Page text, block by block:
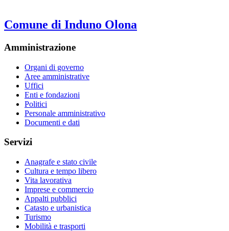
Comune di Induno Olona
Amministrazione
Organi di governo
Aree amministrative
Uffici
Enti e fondazioni
Politici
Personale amministrativo
Documenti e dati
Servizi
Anagrafe e stato civile
Cultura e tempo libero
Vita lavorativa
Imprese e commercio
Appalti pubblici
Catasto e urbanistica
Turismo
Mobilità e trasporti